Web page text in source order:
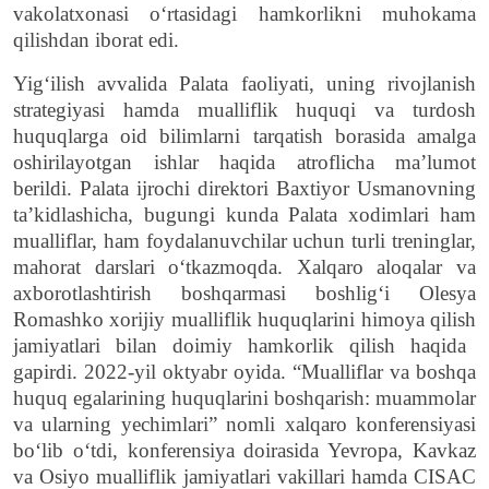
vakolatxonasi o‘rtasidagi hamkorlikni muhokama
qilishdan iborat edi.
Yig‘ilish avvalida Palata faoliyati, uning rivojlanish
strategiyasi hamda mualliflik huquqi va turdosh
huquqlarga oid bilimlarni tarqatish borasida amalga
oshirilayotgan ishlar haqida atroflicha ma’lumot
berildi. Palata ijrochi direktori Baxtiyor Usmanovning
ta’kidlashicha, bugungi kunda Palata xodimlari ham
mualliflar, ham foydalanuvchilar uchun turli treninglar,
mahorat darslari o‘tkazmoqda. Xalqaro aloqalar va
axborotlashtirish boshqarmasi boshlig‘i Olesya
Romashko xorijiy mualliflik huquqlarini himoya qilish
jamiyatlari bilan doimiy hamkorlik qilish haqida
gapirdi. 2022-yil oktyabr oyida. “Mualliflar va boshqa
huquq egalarining huquqlarini boshqarish: muammolar
va ularning yechimlari”nomli xalqaro konferensiyasi
boʻlib oʻtdi, konferensiya doirasida Yevropa, Kavkaz
va Osiyo mualliflik jamiyatlari vakillari hamda CISAC